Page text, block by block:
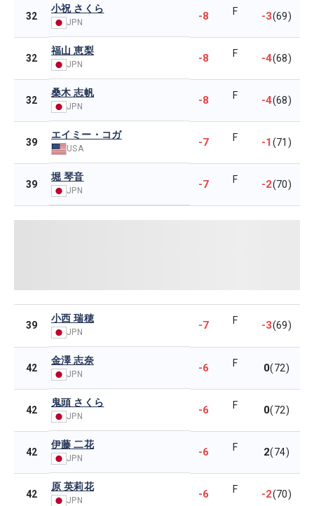
32
小祝 さくら
JPN -8 F -3(69)
32
福山 恵梨
JPN -8 F -4(68)
32
桑木 志帆
JPN -8 F -4(68)
39
エイミー・コガ
USA -7 F -1(71)
39
堀 琴音
JPN -7 F -2(70)
39
小西 瑞穂
JPN
-7 F -3(69)
42
金澤 志奈
JPN -6 F 0(72)
42
鬼頭 さくら
JPN -6 F 0(72)
42
伊藤 二花
JPN -6 F 2(74)
42
原 英莉花
JPN -6 F -2(70)